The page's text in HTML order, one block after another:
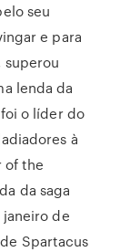
seu
e para
lenda da
o líder do
à
of the
da saga
de
Spartacus